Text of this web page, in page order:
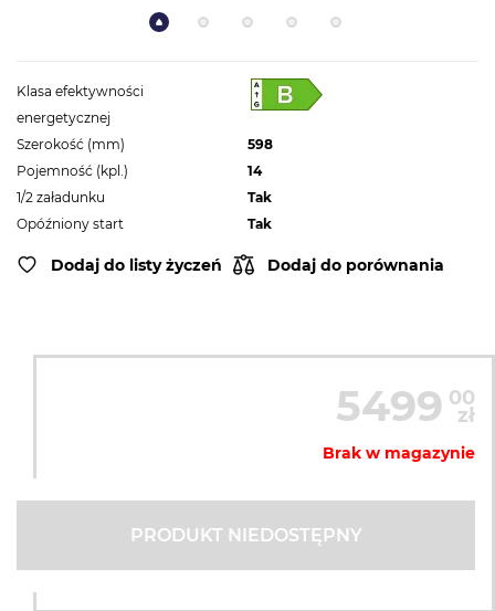
Klasa efektywności
energetycznej
Szerokość (mm)
598
Pojemność (kpl.)
14
1/2 załadunku
Tak
Opóźniony start
Tak
Dodaj do listy życzeń Dodaj do porównania
5499 00
zł
Brak w magazynie
PRODUKT NIEDOSTĘPNY